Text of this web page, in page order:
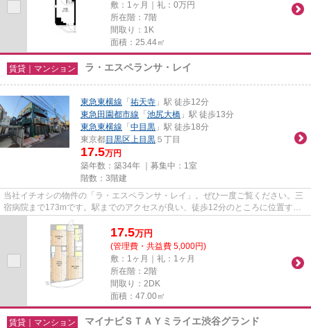
敷：1ヶ月｜礼：0万円
所在階：7階
間取り：1K
面積：25.44㎡
賃貸｜マンション ラ・エスペランサ・レイ
東急東横線 「祐天寺 」駅 徒歩12分
東急田園都市線 「池尻大橋 」駅 徒歩13分
東急東横線 「中目黒 」駅 徒歩18分
東京都目黒区 上目黒 ５丁目
17.5万円
築年数：築34年 ｜募集中： 1室
階数：3階建
当社イチオシの物件の「ラ・エスペランサ・レイ」。ぜひ一度ご覧ください。三
宿病院まで173mです。駅までのアクセスが良い、徒歩12分のところに位置する
物件です。こちらの物件では初...
17.5万円
(管理費・共益費 5,000円)
敷：1ヶ月｜礼：1ヶ月
所在階：2階
間取り：2DK
面積：47.00㎡
賃貸｜マンション マイナビＳＴＡＹミライエ渋谷グランド